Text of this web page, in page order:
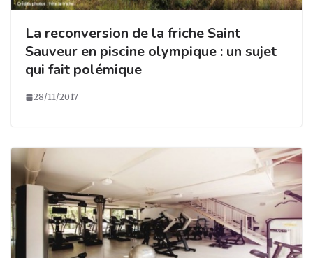
La reconversion de la friche Saint
Sauveur en piscine olympique : un sujet
qui fait polémique
28/11/2017